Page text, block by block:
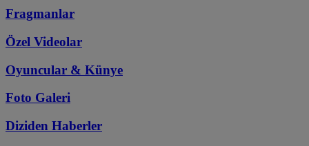
Fragmanlar
Özel Videolar
Oyuncular & Künye
Foto Galeri
Diziden Haberler